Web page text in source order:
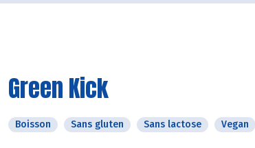
Green Kick
Boisson Sans gluten Sans lactose Vegan